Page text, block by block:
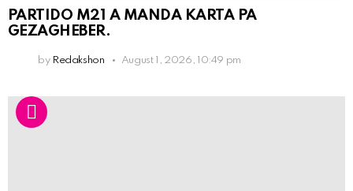
PARTIDO M21 A MANDA KARTA PA
GEZAGHEBER.
by Redakshon August 1, 2026, 10:49 pm